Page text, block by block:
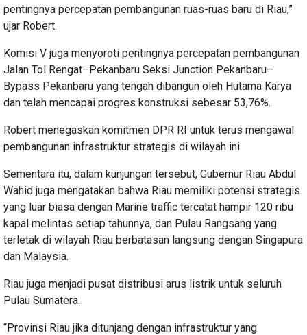
pentingnya percepatan pembangunan ruas-ruas baru di Riau,”
ujar Robert.
Komisi V juga menyoroti pentingnya percepatan pembangunan
Jalan Tol Rengat–Pekanbaru Seksi Junction Pekanbaru–
Bypass Pekanbaru yang tengah dibangun oleh Hutama Karya
dan telah mencapai progres konstruksi sebesar 53,76%.
Robert menegaskan komitmen DPR RI untuk terus mengawal
pembangunan infrastruktur strategis di wilayah ini.
Sementara itu, dalam kunjungan tersebut, Gubernur Riau Abdul
Wahid juga mengatakan bahwa Riau memiliki potensi strategis
yang luar biasa dengan Marine traffic tercatat hampir 120 ribu
kapal melintas setiap tahunnya, dan Pulau Rangsang yang
terletak di wilayah Riau berbatasan langsung dengan Singapura
dan Malaysia.
Riau juga menjadi pusat distribusi arus listrik untuk seluruh
Pulau Sumatera.
“Provinsi Riau jika ditunjang dengan infrastruktur yang